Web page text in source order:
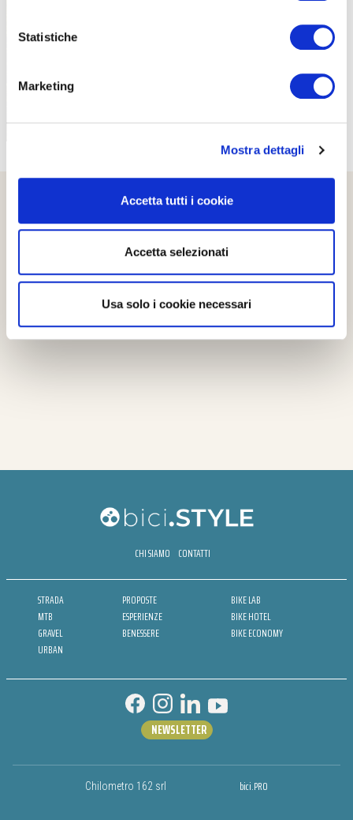
Statistiche
Marketing
Mostra dettagli
Accetta tutti i cookie
Accetta selezionati
Usa solo i cookie necessari
CHI SIAMO CONTATTI
STRADA
MTB
GRAVEL
URBAN
PROPOSTE
ESPERIENZE
BENESSERE
BIKE LAB
BIKE HOTEL
BIKE ECONOMY
Chilometro 162 srl bici.PRO
NEWSLETTER